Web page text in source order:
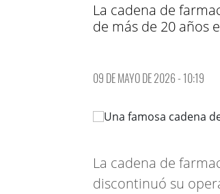
La cadena de
de más de 20 años
09 DE MAYO DE 2026 - 10:19
La cadena de
discontinuó su